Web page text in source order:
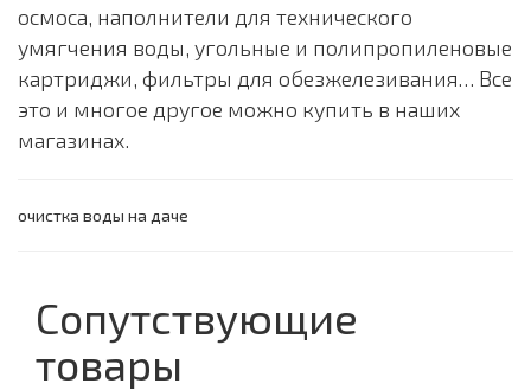
осмоса, наполнители для технического
умягчения воды, угольные и полипропиленовые
картриджи, фильтры для обезжелезивания… Все
это и многое другое можно купить в наших
магазинах.
очистка воды на даче
Сопутствующие
товары